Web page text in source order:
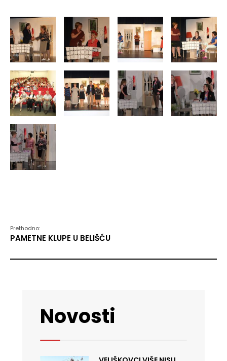
Prethodno:
PAMETNE KLUPE U BELIŠĆU
Novosti